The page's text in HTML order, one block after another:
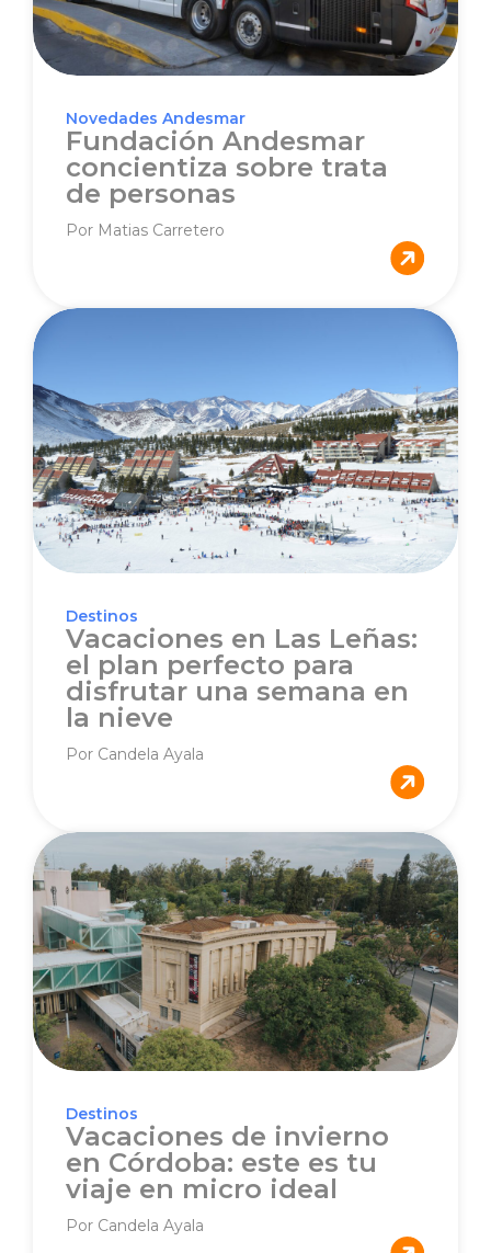
Novedades Andesmar
Fundación Andesmar
concientiza sobre trata
de personas
Por Matias Carretero
Destinos
Vacaciones en Las Leñas:
el plan perfecto para
disfrutar una semana en
la nieve
Por Candela Ayala
Destinos
Vacaciones de invierno
en Córdoba: este es tu
viaje en micro ideal
Por Candela Ayala